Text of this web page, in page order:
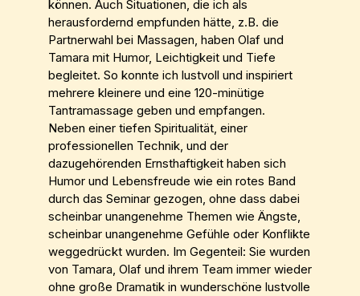
können. Auch Situationen, die ich als
herausfordernd empfunden hätte, z.B. die
Partnerwahl bei Massagen, haben Olaf und
Tamara mit Humor, Leichtigkeit und Tiefe
begleitet. So konnte ich lustvoll und inspiriert
mehrere kleinere und eine 120-minütige
Tantramassage geben und empfangen.
Neben einer tiefen Spiritualität, einer
professionellen Technik, und der
dazugehörenden Ernsthaftigkeit haben sich
Humor und Lebensfreude wie ein rotes Band
durch das Seminar gezogen, ohne dass dabei
scheinbar unangenehme Themen wie Ängste,
scheinbar unangenehme Gefühle oder Konflikte
weggedrückt wurden. Im Gegenteil: Sie wurden
von Tamara, Olaf und ihrem Team immer wieder
ohne große Dramatik in wunderschöne lustvolle